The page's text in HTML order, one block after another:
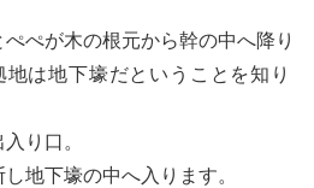
ぺが木の根元から幹の中へ降り
地は地下壕だということを知り
り口。
地下壕の中へ入ります。